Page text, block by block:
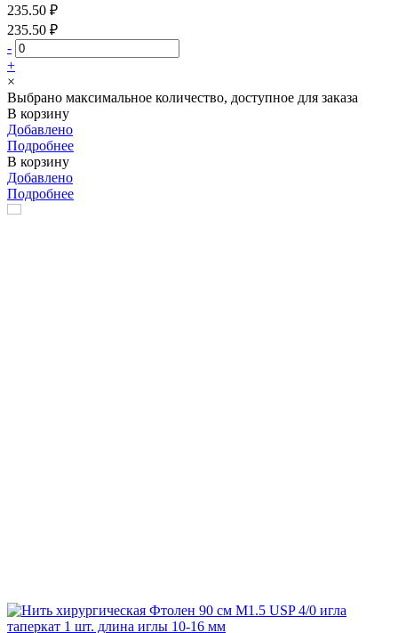
235.50 ₽
235.50 ₽
-
+
×
Выбрано максимальное количество, доступное для заказа
В корзину
Добавлено
Подробнее
В корзину
Добавлено
Подробнее